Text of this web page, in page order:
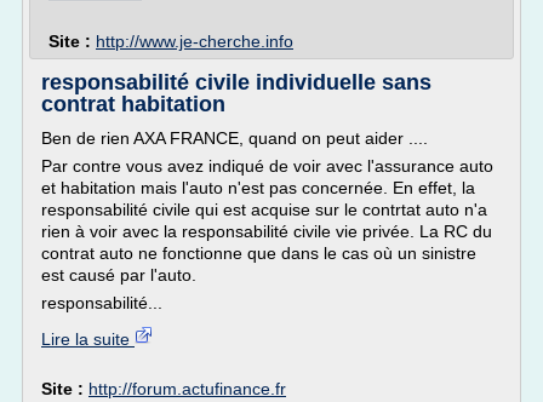
Site : http://www.je-cherche.info
responsabilité civile individuelle sans
contrat habitation
Ben de rien AXA FRANCE, quand on peut aider ....
Par contre vous avez indiqué de voir avec l'assurance auto
et habitation mais l'auto n'est pas concernée. En effet, la
responsabilité civile qui est acquise sur le contrtat auto n'a
rien à voir avec la responsabilité civile vie privée. La RC du
contrat auto ne fonctionne que dans le cas où un sinistre
est causé par l'auto.
responsabilité...
Lire la suite
Site : http://forum.actufinance.fr